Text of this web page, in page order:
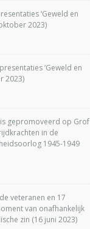
‘Geweld en
2023)
‘Geweld en
2023)
gepromoveerd op Grof
in de
1945-1949
veteranen en 17
van onafhankelijk
zin (16 juni 2023)